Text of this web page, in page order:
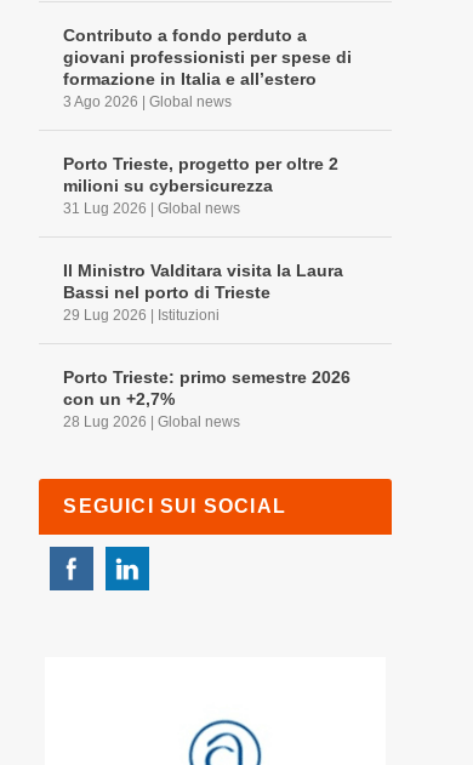
Contributo a fondo perduto a
giovani professionisti per spese di
formazione in Italia e all’estero
3 Ago 2026 |Global news
Porto Trieste, progetto per oltre 2
milioni su cybersicurezza
31 Lug 2026 |Global news
Il Ministro Valditara visita la Laura
Bassi nel porto di Trieste
29 Lug 2026 Istituzioni
Porto Trieste: primo semestre 2026
con un +2,7%
28 Lug 2026 |Global news
SEGUICI SUI SOCIAL